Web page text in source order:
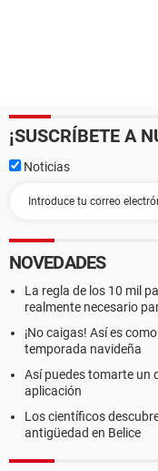
¡SUSCRÍBETE A
Noticias
NOVEDADES
La regla de los 10 mil
realmente necesario
¡No caigas! Así es
temporada navideña
Así puedes tomarte un
aplicación
Los científicos
antigüedad en Belice